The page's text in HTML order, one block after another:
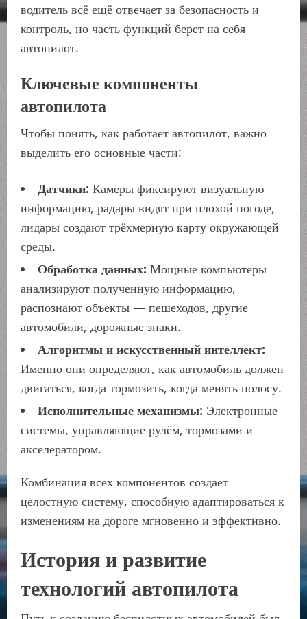
водитель всё ещё отвечает за безопасность и
контроль, но часть функций берет на себя
автопилот.
Ключевые компоненты
автопилота
Чтобы понять, как работает автопилот, важно
выделить его основные части:
Датчики: Камеры фиксируют визуальную
информацию, радары видят при плохой погоде,
лидары создают трёхмерную карту окружающей
среды.
Обработка данных: Мощные компьютеры
анализируют полученную информацию,
распознают объекты — пешеходов, другие
автомобили, дорожные знаки.
Алгоритмы и искусственный интеллект:
Именно они определяют, как автомобиль должен
двигаться, когда тормозить, когда менять полосу.
Исполнительные механизмы: Электронные
системы, управляющие рулём, тормозами и
акселератором.
Комбинация всех компонентов создает
целостную систему, способную адаптироваться к
изменениям на дороге мгновенно и эффективно.
История и развитие
технологий автопилота